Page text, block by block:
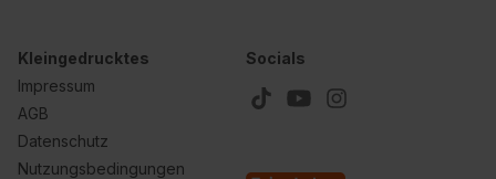
Kleingedrucktes
Impressum
AGB
Datenschutz
Nutzungsbedingungen
Socials